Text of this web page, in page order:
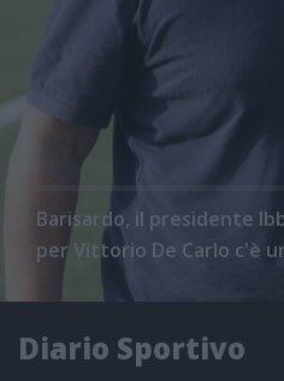
Barisardo, il presidente
per Vittorio De Carlo c'è
Diario Sportivo